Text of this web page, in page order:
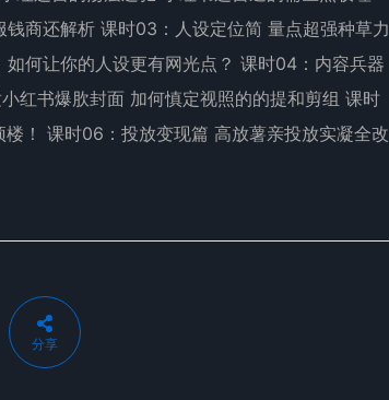
商还解析 课时03：人设定位简 量点超强种草力
何让你的人设更有网光点？ 课时04：内容兵器
红书爆肷封面 加何慎定视照的的提和剪组 课时
！ 课时06：投放变现篇 高放薯亲投放实凝全改
分享